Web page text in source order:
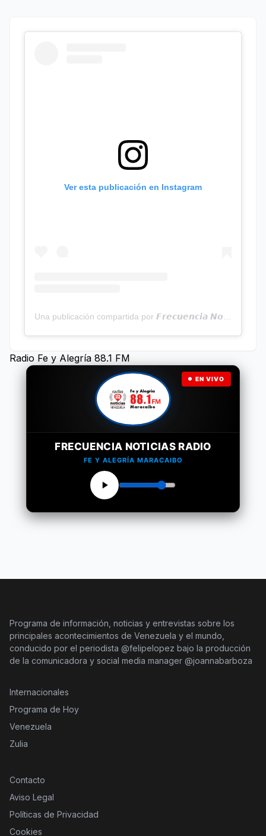
Ver esta publicación en Instagram
Radio Fe y Alegría 88.1 FM
EN VIVO
FRECUENCIA NOTICIAS RADIO
FE Y ALEGRÍA MARACAIBO
Programa de información, noticias y entrevistas sobre los
principales acontecimientos de Venezuela y el mundo,
conducido por el periodista @felipelopez bajo la producción
de la comunicadora y social media manager @joannabarboza
Internacionales
Programa de Hoy
Venezuela
Zulia
Contacto
Aviso Legal
Políticas de Privacidad
Cookies